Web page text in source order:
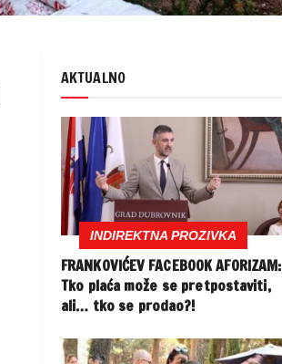
AKTUALNO
INDIREKTNA PROZIVKA
FRANKOVIĆEV FACEBOOK AFORIZAM:
Tko plaća može se pretpostaviti,
ali… tko se prodao?!